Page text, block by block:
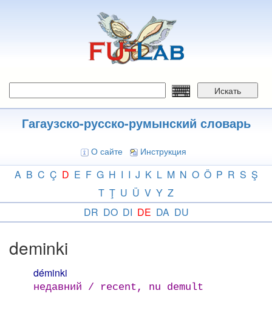
Искать
Гагаузско-русско-румынский словарь
О сайте Инструкция
A B C Ç D E F G H I I J K L M N O Ö P R S Ş
T Ţ U Ü V Y Z
DR DO DI DE DA DU
deminki
déminki
недавний / recent, nu demult